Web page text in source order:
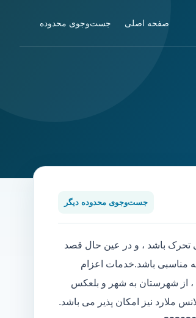
صفحه اصلی جست‌وجوی محدوده
جست‌وجوی محدوده دیگر
باشد ، و در عین حال قصد
مناسبی باشد.خدمات اعزام
، از شهرستان به شهر و بلعکس
ملارد نیز امکان پذیر می باشد.